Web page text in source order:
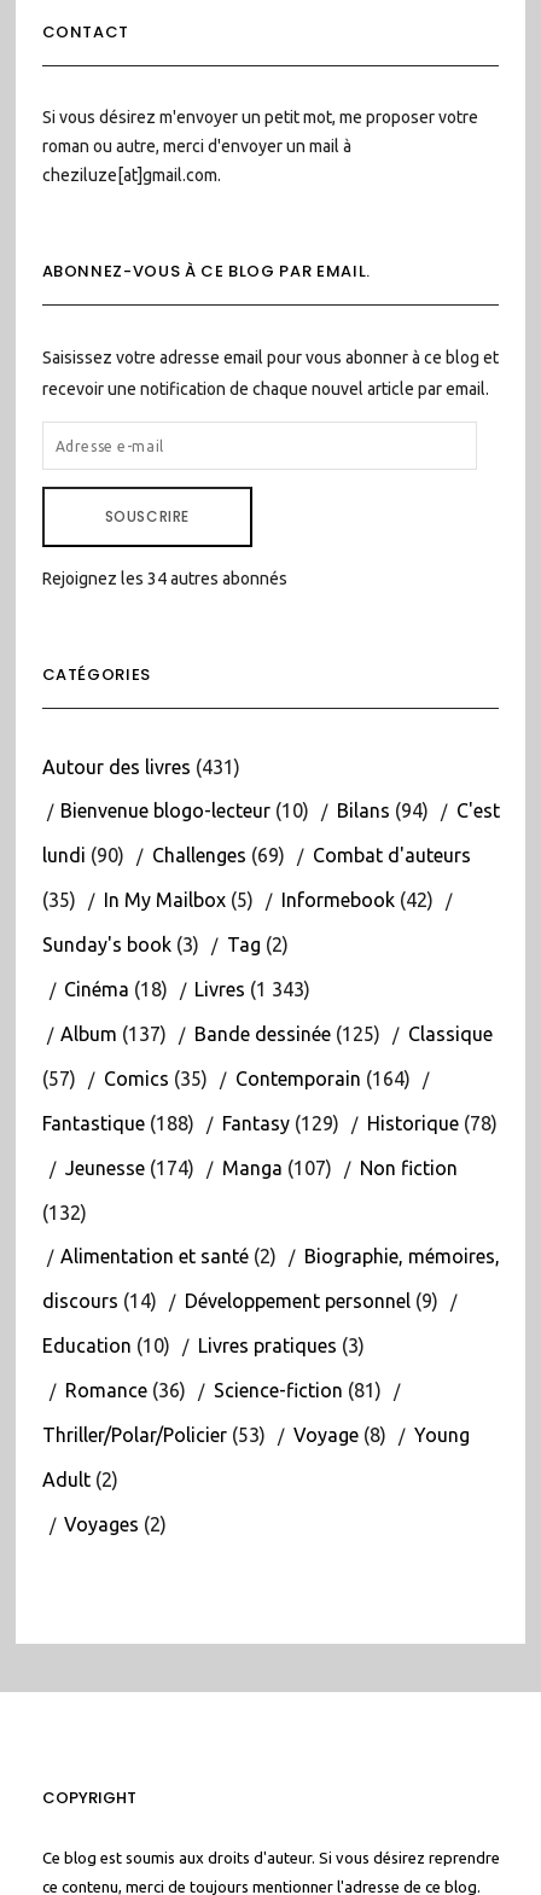
CONTACT
Si vous désirez m'envoyer un petit mot, me proposer votre
roman ou autre, merci d'envoyer un mail à
cheziluze[at]gmail.com.
ABONNEZ-VOUS À CE BLOG PAR EMAIL.
Saisissez votre adresse email pour vous abonner à ce blog et
recevoir une notification de chaque nouvel article par email.
ADRESSE
E-
SOUSCRIRE
Rejoignez les 34 autres abonnés
CATÉGORIES
Autour des livres (431)
Bienvenue blogo-lecteur(10) Bilans (94) C'est
lundi (90) Challenges (69) Combat d'auteurs
(35) In My Mailbox(5) Informebook(42)
Sunday's book(3) Tag (2)
Cinéma (18) Livres (1 343)
Album (137) Bande dessinée(125) Classique
(57) Comics (35) Contemporain (164)
Fantastique(188) Fantasy(129) Historique(78)
Jeunesse(174) Manga (107) Non fiction
(132)
Alimentation et santé(2) Biographie, mémoires,
discours (14) Développement personnel(9)
Education (10) Livres pratiques (3)
Romance(36) Science-fiction (81)
Thriller/Polar/Policier(53) Voyage(8) Young
Adult(2)
Voyages (2)
COPYRIGHT
Ce blog est soumis aux droits d'auteur. Si vous désirez reprendre
ce contenu, merci de toujours mentionner l'adresse de ce blog.